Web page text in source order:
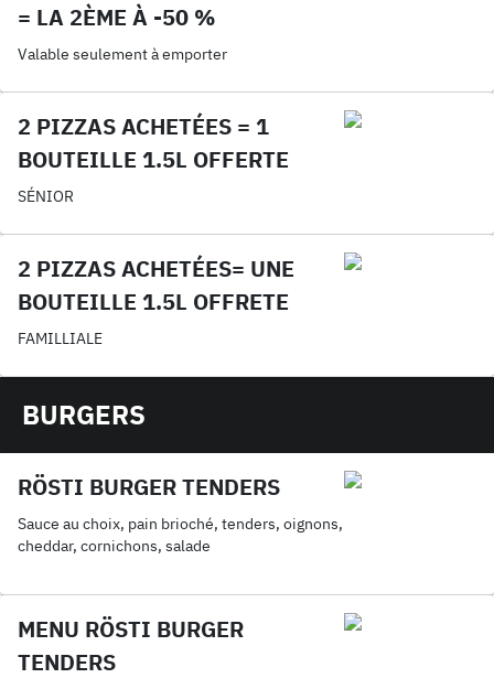
= LA 2ÈME À -50 %
Valable seulement à emporter
2 PIZZAS ACHETÉES = 1
BOUTEILLE 1.5L OFFERTE
SÉNIOR
2 PIZZAS ACHETÉES= UNE
BOUTEILLE 1.5L OFFRETE
FAMILLIALE
BURGERS
RÖSTI BURGER TENDERS
Sauce au choix, pain brioché, tenders, oignons,
cheddar, cornichons, salade
MENU RÖSTI BURGER
TENDERS